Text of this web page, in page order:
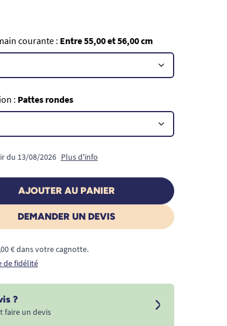
courante : Entre 55,00 et 56,00 cm
: Pattes rondes
du 13/08/2026 Plus d'info
AJOUTER AU PANIER
DEMANDER UN DEVIS
€ dans votre cagnotte.
de fidélité
?
faire un devis